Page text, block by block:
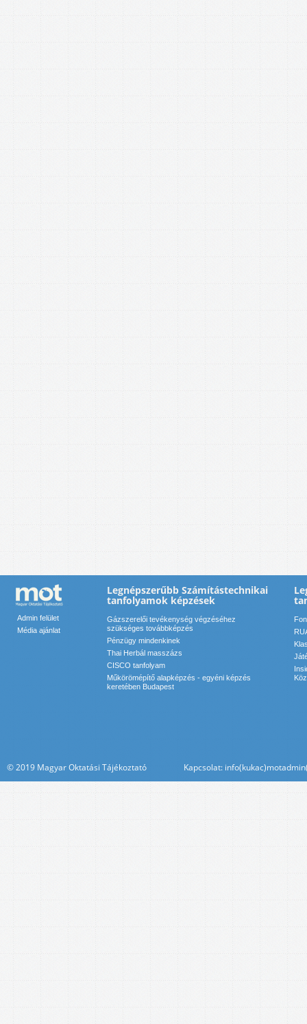
Admin felület
Média ajánlat
Legnépszerűbb Számítástechnikai
tanfolyamok képzések
Gázszerelői tevékenység végzéséhez
szükséges továbbképzés
Pénzügy mindenkinek
Thai Herbál masszázs
CISCO tanfolyam
Műkörömépítő alapképzés - egyéni képzés
keretében Budapest
© 2019 Magyar Oktatási Tájékoztató Kapcsolat: